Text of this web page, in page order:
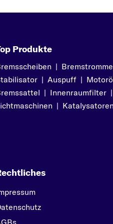
Produkte
|
| Auspuff |
| Innenraumfilter |
| Katalysatoren